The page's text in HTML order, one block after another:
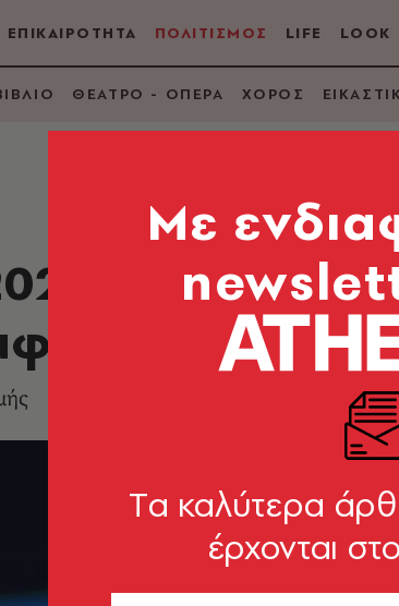
ΕΠΙΚΑΙΡΟΤΗΤΑ ΠΟΛΙΤΙΣΜΟΣ LIFE LOOK
ΘΕΑΤΡΟ - ΟΠΕΡΑ ΧΟΡΟΣ
Ξεκίνησε ο
Mε
Tα καλύτερα
έρχονται